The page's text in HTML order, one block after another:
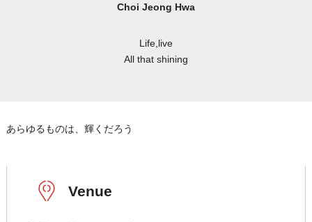
Choi Jeong Hwa
Life,live
All that shining
あらゆるものは、輝くだろう
Venue